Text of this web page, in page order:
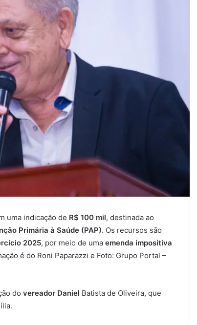
uma indicação de R$ 100 mil, destinada ao
Primária à Saúde (PAP). Os recursos são
2025, por meio de uma emenda impositiva
é do Roni Paparazzi e Foto: Grupo Portal –
do vereador Daniel Batista de Oliveira, que